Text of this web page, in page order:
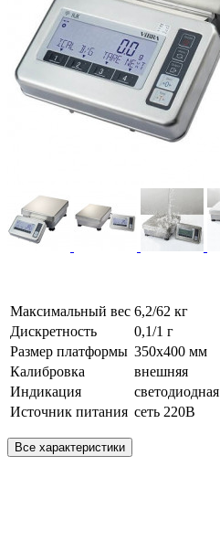
Максимальный вес 6,2/62 кг
Дискретность
0,1/1 г
Размер платформы 350х400 мм
Калибровка
внешняя
Индикация
светодиодная
Источник питания сеть 220В
Все характеристики